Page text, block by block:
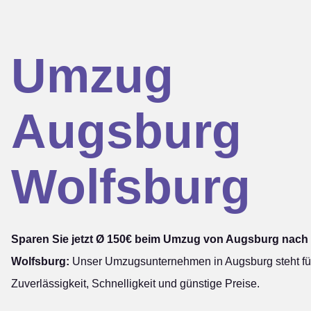
Umzug
Augsburg
Wolfsburg
Sparen Sie jetzt Ø 150€ beim Umzug von Augsburg nach
Wolfsburg: Unser Umzugsunternehmen in Augsburg steht
Zuverlässigkeit, Schnelligkeit und günstige Preise.